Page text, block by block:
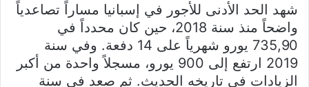
شهد الحد الأدنى للأجور في إسبانيا مساراً تصاعدياً
واضحاً منذ سنة 2018، حين كان محدداً في
735,90 يورو شهرياً على 14 دفعة. وفي سنة
2019 ارتفع إلى 900 يورو، مسجلاً واحدة من أكبر
الزيادات في تاريخه الحديث. ثم صعد في سنة